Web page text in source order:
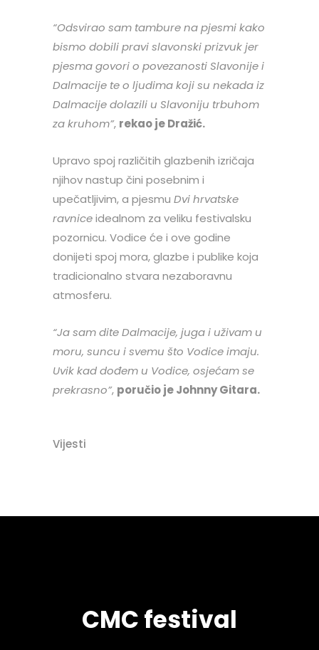
“Odsvirao sam tambure na pjesmi kako
bismo dobili pravi slavonski prizvuk jer
pjesma govori o povezanosti Slavonije i
Dalmacije te o ljudima koji su nekada iz
Dalmacije dolazili u Slavoniju trbuhom
za kruhom”, rekao je Dražić.
Upravo spoj različitih glazbenih izričaja
njihov nastup čini posebnim i
upečatljivim, a pjesmu Dvi hrvatske
ravniceidealnom za veliku festivalsku
pozornicu. Vodice će i ove godine
donijeti spoj mora, glazbe i publike koja
tradicionalno stvara nezaboravnu
atmosferu.
“Ja sam dite Dalmacije, juga i uživam u
moru, suncu i svemu što Vodice imaju.
Uvik kad dođem u Vodice, osjećam se
prekrasno”, poručio je Johnny Gitara.
Vijesti
CMC festival